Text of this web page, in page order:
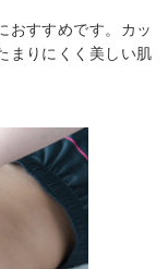
おすすめです。カッ
まりにくく美しい肌